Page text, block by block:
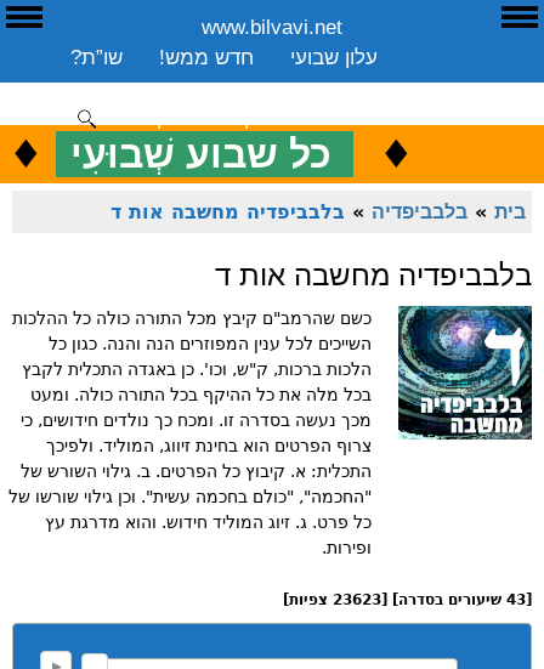
www.bilvavi.net
שו”ת?
חדש ממש!
עלון שבועי
שיעורים שבועי
ספרים
ארכיון
סקירה כללית
ENGLISH ♦ כל שבוע שְׁבוּעִי ♦
בית » בלבביפדיה » בלבביפדיה מחשבה אות ד
בלבביפדיה מחשבה אות ד
כשם שהרמב"ם קיבץ מכל התורה כולה כל ההלכות
השייכים לכל ענין המפוזרים הנה והנה. כגון כל
הלכות ברכות, ק"ש, וכו'. כן באגדה התכלית לקבץ
בכל מלה את כל ההיקף בכל התורה כולה. ומעט
מכך נעשה בסדרה זו. ומכח כך נולדים חידושים, כי
צרוף הפרטים הוא בחינת זיווג, המוליד. ולפיכך
התכלית: א. קיבוץ כל הפרטים. ב. גילוי השורש של
"החכמה", "כולם בחכמה עשית". וכן גילוי שורשו של
כל פרט. ג. זיוג המוליד חידוש. והוא מדרגת עץ
ופירות.